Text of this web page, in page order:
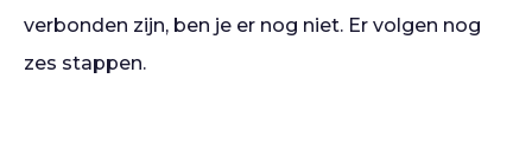
verbonden zijn, ben je er nog niet. Er volgen nog
zes stappen.